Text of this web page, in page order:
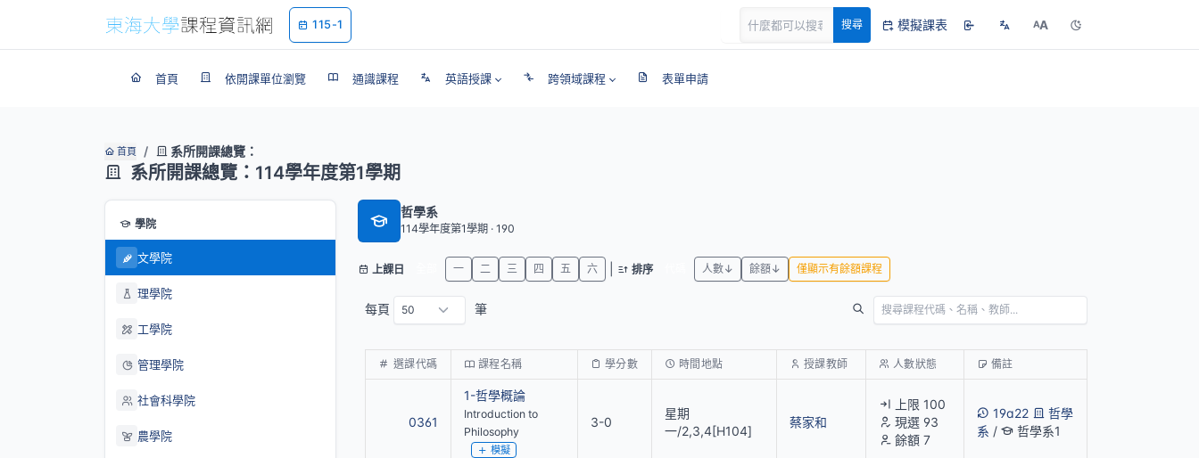
115-1 搜尋 模擬課表 AA
首頁 依開課單位瀏覽 通識課程 英語授課 跨領域課程 表單申請
首頁 系所開課總覽：
系所開課總覽：114學年度第1學期
學院
文學院
理學院
工學院
管理學院
社會科學院
農學院
哲學系
114學年度第1學期 · 190
上課日 一 二 三 四 五 六 排序 人數↓ 餘額↓ 僅顯示有餘額課程
每頁 筆
選課代碼 課程名稱 學分數 時間地點 授課教師 人數狀態 備註
0361
1-哲學概論
Introduction to
Philosophy
模擬
3-0
星期
一/2,3,4[H104]
蔡家和
上限 100
現選 93
餘額 7
19a22
哲學
系 / 哲學系1